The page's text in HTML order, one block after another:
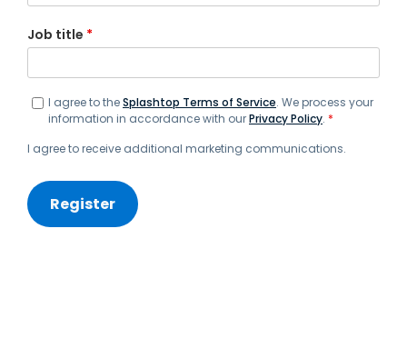
Job title *
I agree to theSplashtop Terms of Service. We process your
information in accordance with ourPrivacy Policy. *
I agree to receive additional marketing communications.